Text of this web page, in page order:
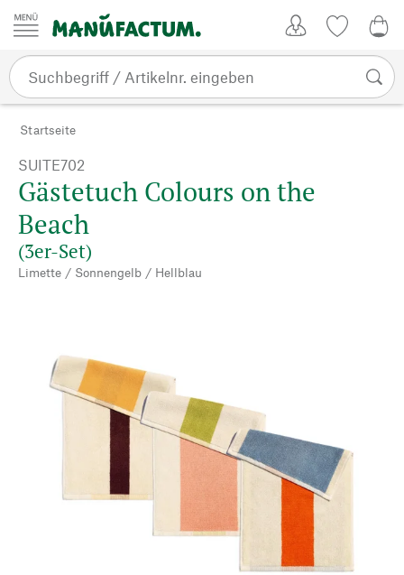
Zum Inhalt springen
Startseite
SUITE702
Gästetuch Colours on the
Beach
(3er-Set)
Limette / Sonnengelb / Hellblau